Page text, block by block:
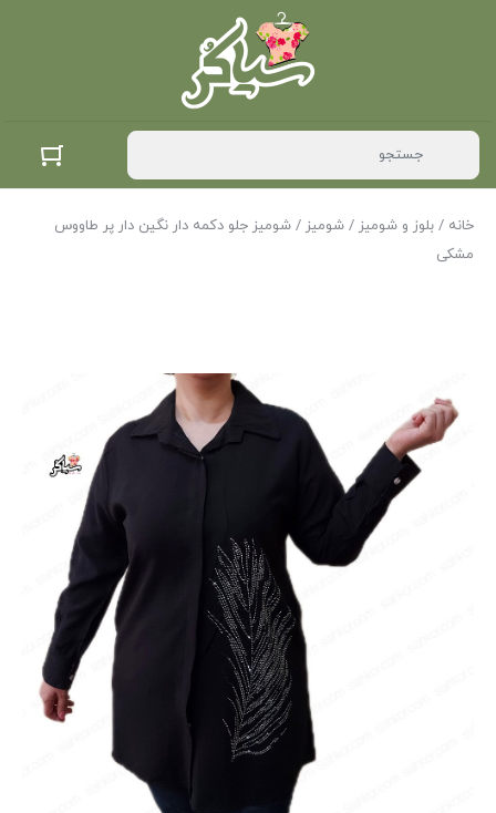
خانه / بلوز و شومیز / شومیز / شومیز جلو دکمه دار نگین دار پر طاووس
مشکی